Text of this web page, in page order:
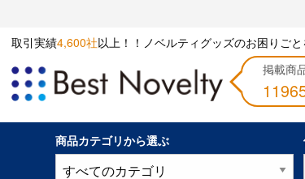
取引実績4,600社以上！！ノベルティグッズのお困りご
掲載商
商品カテゴリから選ぶ